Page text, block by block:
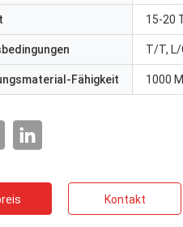
15-20
T/T, L/
Fähigkeit 1000
Kontakt